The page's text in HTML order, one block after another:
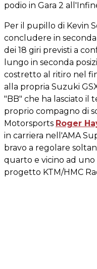
podio in Gara 2
Per il pupillo di Kevin
concludere in
dei 18 giri previsti a
lungo in seconda
costretto al ritiro nel
alla propria Suzuki
"BB" che ha lasciato il
proprio compagno di
Motorsports Roger
in carriera nell'AMA
bravo a regolare
quarto e vicino ad uno
progetto KTM/HMC